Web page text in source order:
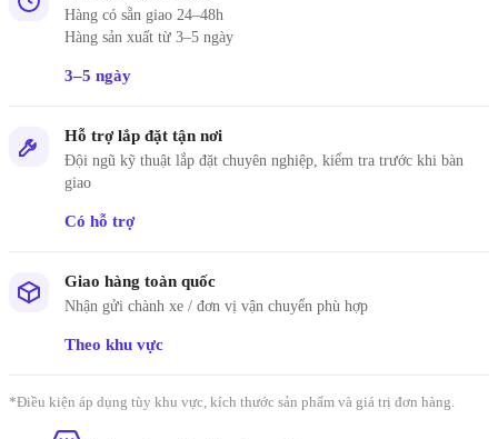
Hàng có sẵn giao 24–48h
Hàng sản xuất từ 3–5 ngày
3–5 ngày
Hỗ trợ lắp đặt tận nơi
Đội ngũ kỹ thuật lắp đặt chuyên nghiệp, kiểm tra trước khi bàn
giao
Có hỗ trợ
Giao hàng toàn quốc
Nhận gửi chành xe / đơn vị vận chuyển phù hợp
Theo khu vực
*Điều kiện áp dụng tùy khu vực, kích thước sản phẩm và giá trị đơn hàng.